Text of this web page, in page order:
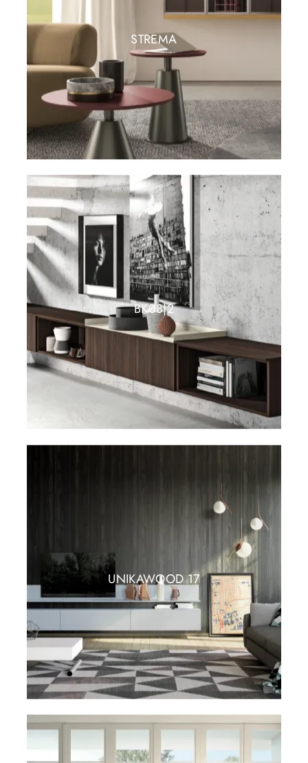
STREMA
BK08|2
UNIKAWOOD 17